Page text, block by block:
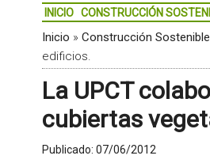
INICIO CONSTRUCCIÓN
Inicio » Construcción Sostenible
edificios.
La UPCT
cubiertas
Publicado: 07/06/2012